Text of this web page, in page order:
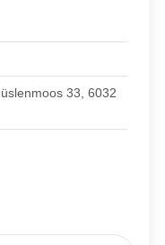
33, 6032